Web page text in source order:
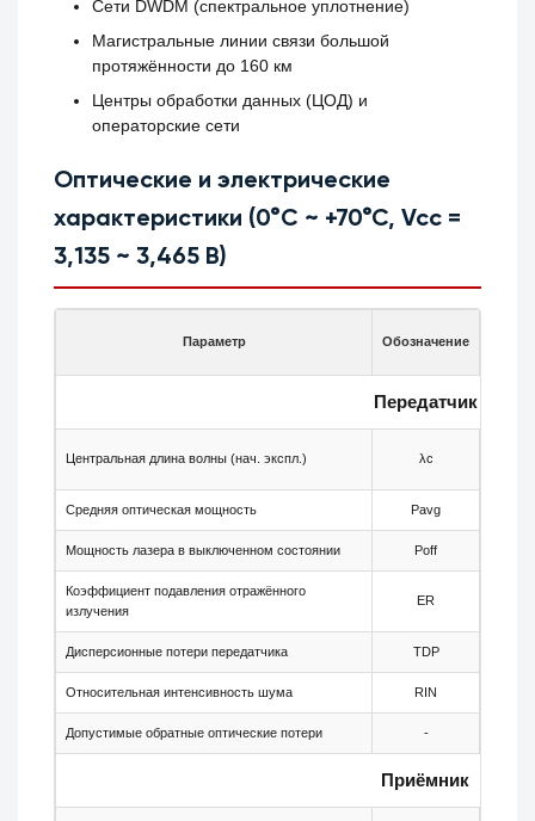
Сети DWDM (спектральное уплотнение)
Магистральные линии связи большой
протяжённости до 160 км
Центры обработки данных (ЦОД) и
операторские сети
Оптические и электрические
характеристики (0°C ~ +70°C, Vcc =
3,135 ~ 3,465 В)
Параметр Обозначение
Передатчик
Центральная длина волны (нач. экспл.) λc
Средняя оптическая мощность Pavg
Мощность лазера в выключенном состоянии Poff
Коэффициент подавления отражённого
излучения
ER
Дисперсионные потери передатчика TDP
Относительная интенсивность шума RIN
Допустимые обратные оптические потери -
Приёмник